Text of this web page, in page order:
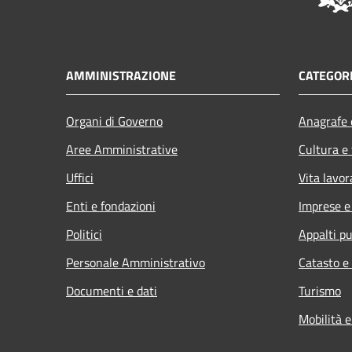
AMMINISTRAZIONE
Organi di Governo
Aree Amministrative
Uffici
Enti e fondazioni
Politici
Personale Amministrativo
Documenti e dati
Cultura
Vita
Imprese
Appalti
Catasto
Turismo
Mobilità